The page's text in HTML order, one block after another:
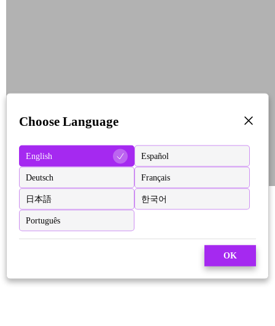
Choose Language
English Español
Deutsch Français
日本語 한국어
Português
OK